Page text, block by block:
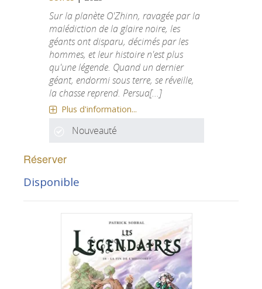
Sur la planète O'Zhinn, ravagée par la
malédiction de la glaire noire, les
géants ont disparu, décimés par les
hommes, et leur histoire n'est plus
qu'une légende. Quand un dernier
géant, endormi sous terre, se réveille,
la chasse reprend. Persua[...]
Plus d'information...
Nouveauté
Réserver
Disponible